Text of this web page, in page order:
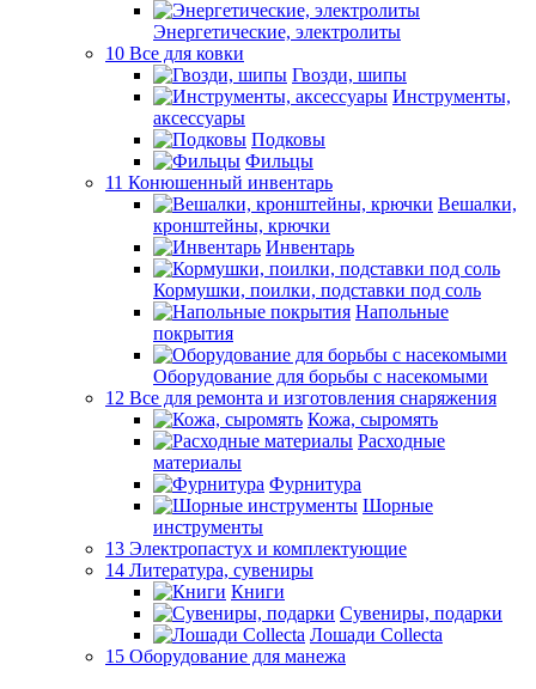
Энергетические, электролиты
10 Все для ковки
Гвозди, шипы
Инструменты,
аксессуары
Подковы
Фильцы
11 Конюшенный инвентарь
Вешалки,
кронштейны, крючки
Инвентарь
Кормушки, поилки, подставки под соль
Напольные
покрытия
Оборудование для борьбы с насекомыми
12 Все для ремонта и изготовления снаряжения
Кожа, сыромять
Расходные
материалы
Фурнитура
Шорные
инструменты
13 Электропастух и комплектующие
14 Литература, сувениры
Книги
Сувениры, подарки
Лошади Collecta
15 Оборудование для манежа